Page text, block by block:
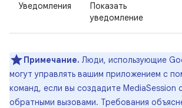
Уведомления
Показать
уведомление
Примечание. Люди, использующие
могут управлять вашим приложением с
команд, если вы создадите MediaSession
обратными вызовами. Требования